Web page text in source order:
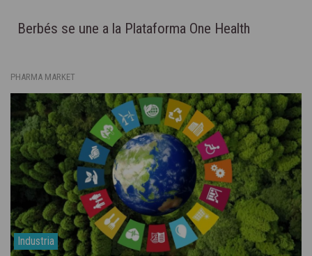
Berbés se une a la Plataforma One Health
PHARMA MARKET
Industria